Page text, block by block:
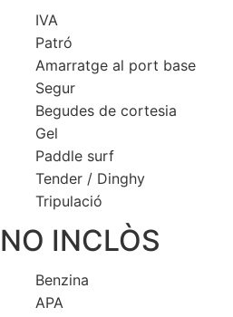
IVA
Patró
Amarratge al port base
Segur
Begudes de cortesia
Gel
Paddle surf
Tender / Dinghy
Tripulació
NO INCLÒS
Benzina
APA